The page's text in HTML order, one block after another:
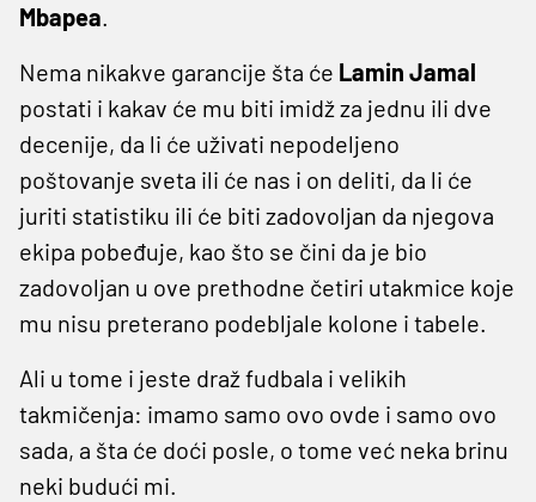
Mbapea.
Nema nikakve garancije šta će Lamin Jamal
postati i kakav će mu biti imidž za jednu ili dve
decenije, da li će uživati nepodeljeno
poštovanje sveta ili će nas i on deliti, da li će
juriti statistiku ili će biti zadovoljan da njegova
ekipa pobeđuje, kao što se čini da je bio
zadovoljan u ove prethodne četiri utakmice koje
mu nisu preterano podebljale kolone i tabele.
Ali u tome i jeste draž fudbala i velikih
takmičenja: imamo samo ovo ovde i samo ovo
sada, a šta će doći posle, o tome već neka brinu
neki budući mi.